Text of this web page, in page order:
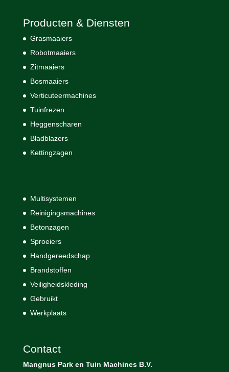
Producten & Diensten
Grasmaaiers
Robotmaaiers
Zitmaaiers
Bosmaaiers
Verticuteermachines
Tuinfrezen
Heggenscharen
Bladblazers
Kettingzagen
Multisystemen
Reinigingsmachines
Betonzagen
Sproeiers
Handgereedschap
Brandstoffen
Veiligheidskleding
Gebruikt
Werkplaats
Contact
Mangnus Park en Tuin Machines B.V.